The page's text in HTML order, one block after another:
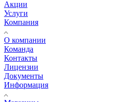
Акции
Услуги
Компания
О компании
Команда
Контакты
Лицензии
Документы
Информация